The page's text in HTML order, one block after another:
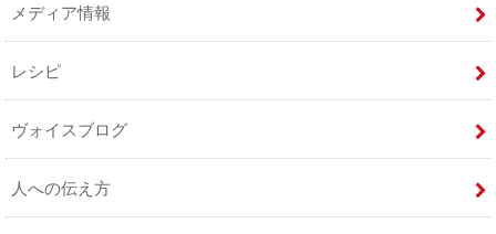
メディア情報
レシピ
ヴォイスブログ
人への伝え方